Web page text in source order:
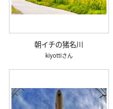
朝イチの猪名川
kiyotti